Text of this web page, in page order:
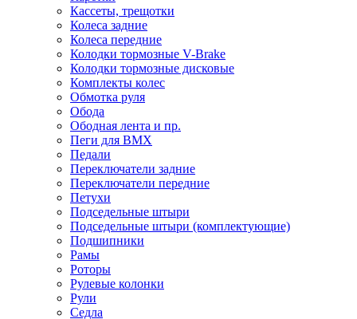
Кассеты, трещотки
Колеса задние
Колеса передние
Колодки тормозные V-Brake
Колодки тормозные дисковые
Комплекты колес
Обмотка руля
Обода
Ободная лента и пр.
Пеги для BMX
Педали
Переключатели задние
Переключатели передние
Петухи
Подседельные штыри
Подседельные штыри (комплектующие)
Подшипники
Рамы
Роторы
Рулевые колонки
Рули
Седла